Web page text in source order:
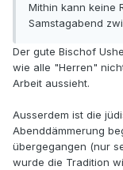
Mithin kann keine
Samstagabend
Der gute Bischof
wie alle "Herren"
Arbeit aussieht.
Ausserdem ist die
Abenddämmerung
übergegangen (nur
wurde die Tradition